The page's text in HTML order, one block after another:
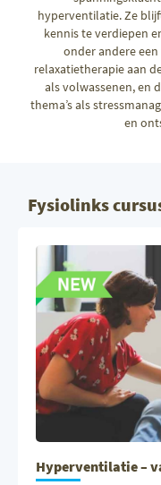
hyperventilatie. Ze
kennis te verdiepen
onder andere
relaxatietherapie aan
als volwassenen, en
thema’s als
en
Fysiolinks
Hyperventilatie –